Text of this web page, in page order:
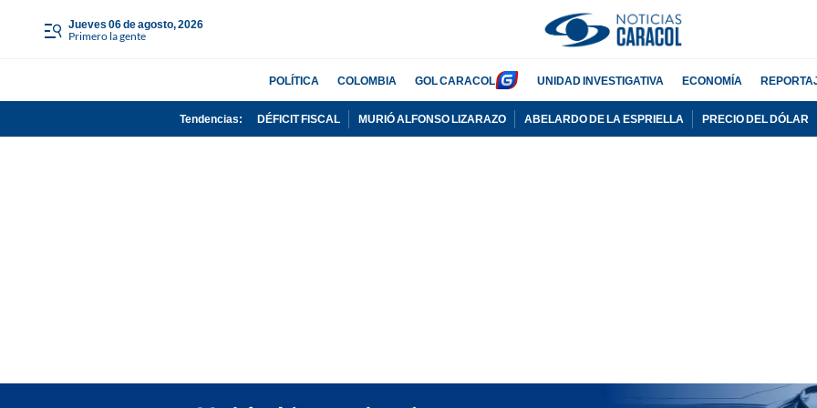
jueves 06 de agosto, 2026
Primero la gente
POLÍTICA COLOMBIA GOL CARACOL UNIDAD INVESTIGATIVA ECONOMÍA
Tendencias: DÉFICIT FISCAL MURIÓ ALFONSO LIZARAZO ABELARDO DE LA ESPRIELLA PRECIO DEL DÓLAR